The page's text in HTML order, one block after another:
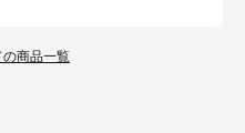
の商品一覧